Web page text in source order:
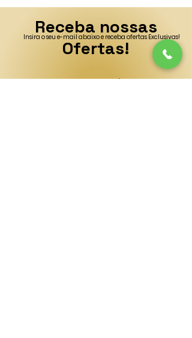
Receba nossas
Ofertas!
Insira o seu e-mail abaixo e receba ofertas Exclusivas!
Insira o Seu E-mail Aqui